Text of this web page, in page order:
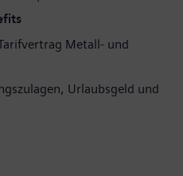
Metall- und
Urlaubsgeld und